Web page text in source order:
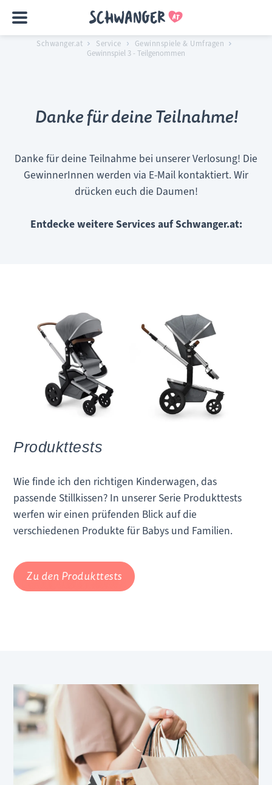
Schwanger.at Service
Gewinnspiele & Umfragen
Gewinnspiel 3 - Teilgenommen
Danke für deine Teilnahme!
Danke für deine Teilnahme bei unserer Verlosung! Die
GewinnerInnen werden via E-Mail kontaktiert. Wir
drücken euch die Daumen!
Entdecke weitere Services auf Schwanger.at:
Produkttests
Wie finde ich den richtigen Kinderwagen, das
passende Stillkissen? In unserer Serie Produkttests
werfen wir einen prüfenden Blick auf die
verschiedenen Produkte für Babys und Familien.
Zu den Produkttests